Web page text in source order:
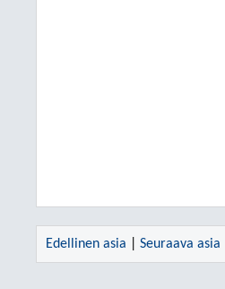
Edellinen asia Seuraava asia